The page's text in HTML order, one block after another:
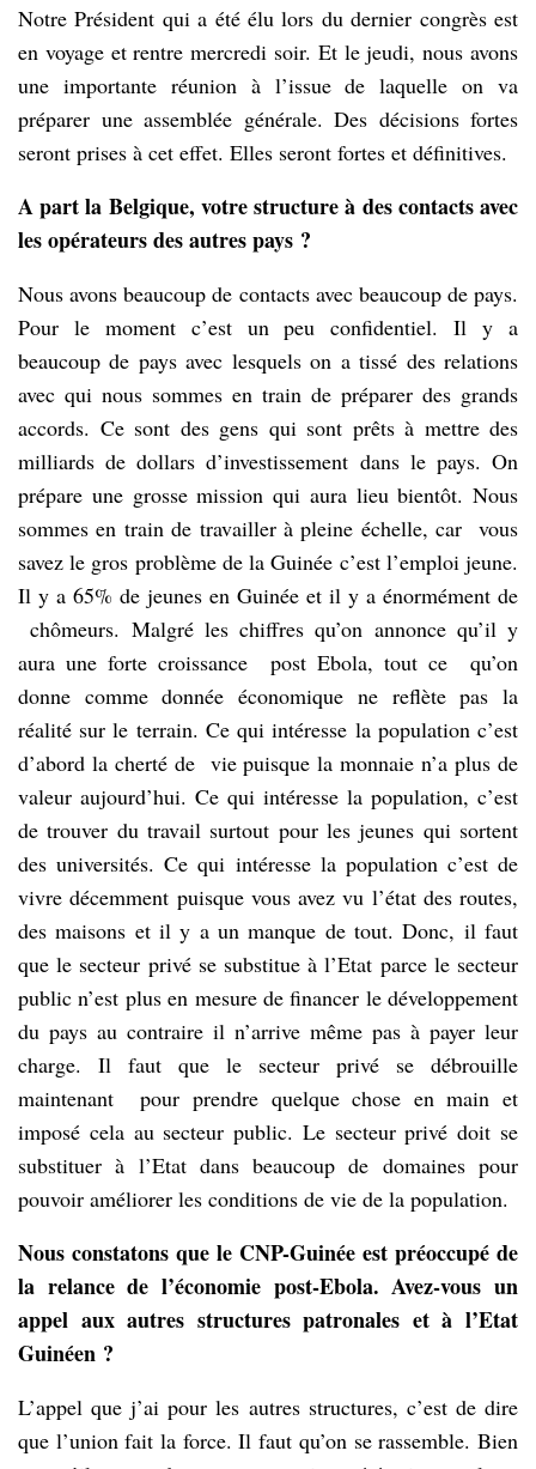
Notre Président qui a été élu lors du dernier congrès est
en voyage et rentre mercredi soir. Et le jeudi, nous avons
une importante réunion à l’issue de laquelle on va
préparer une assemblée générale. Des décisions fortes
seront prises à cet effet. Elles seront fortes et définitives.
A part la Belgique, votre structure à des contacts avec
les opérateurs des autres pays ?
Nous avons beaucoup de contacts avec beaucoup de pays.
Pour le moment c’est un peu confidentiel. Il y a
beaucoup de pays avec lesquels on a tissé des relations
avec qui nous sommes en train de préparer des grands
accords. Ce sont des gens qui sont prêts à mettre des
milliards de dollars d’investissement dans le pays. On
prépare une grosse mission qui aura lieu bientôt. Nous
sommes en train de travailler à pleine échelle, car vous
savez le gros problème de la Guinée c’est l’emploi jeune.
Il y a 65% de jeunes en Guinée et il y a énormément de
chômeurs. Malgré les chiffres qu’on annonce qu’il y
aura une forte croissance post Ebola, tout ce qu’on
donne comme donnée économique ne reflète pas la
réalité sur le terrain. Ce qui intéresse la population c’est
d’abord la cherté de vie puisque la monnaie n’a plus de
valeur aujourd’hui. Ce qui intéresse la population, c’est
de trouver du travail surtout pour les jeunes qui sortent
des universités. Ce qui intéresse la population c’est de
vivre décemment puisque vous avez vu l’état des routes,
des maisons et il y a un manque de tout. Donc, il faut
que le secteur privé se substitue à l’Etat parce le secteur
public n’est plus en mesure de financer le développement
du pays au contraire il n’arrive même pas à payer leur
charge. Il faut que le secteur privé se débrouille
maintenant pour prendre quelque chose en main et
imposé cela au secteur public. Le secteur privé doit se
substituer à l’Etat dans beaucoup de domaines pour
pouvoir améliorer les conditions de vie de la population.
Nous constatons que le CNP-Guinée est préoccupé de
la relance de l’économie post-Ebola. Avez-vous un
appel aux autres structures patronales et à l’Etat
Guinéen ?
L’appel que j’ai pour les autres structures, c’est de dire
que l’union fait la force. Il faut qu’on se rassemble. Bien